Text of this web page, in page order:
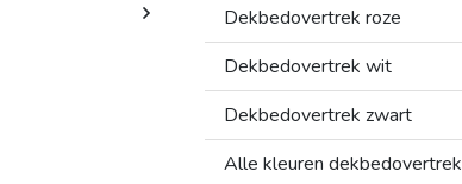
Dekbedovertrek roze
Dekbedovertrek wit
Dekbedovertrek zwart
Alle kleuren dekbedovertrek